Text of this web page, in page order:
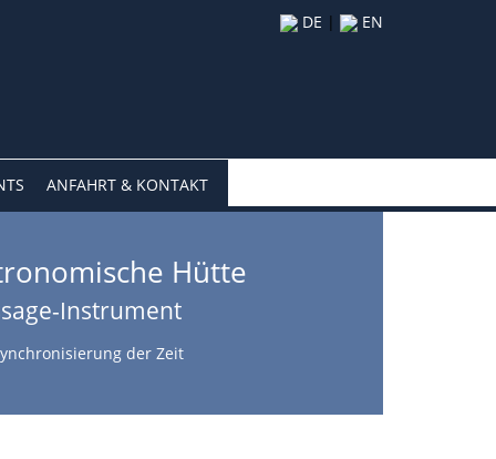
DE | EN
ANFAHRT & KONTAKT
Hütte
Instrument
der Zeit